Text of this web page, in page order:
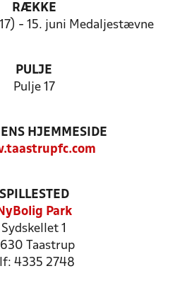
RÆKKE
- 15. juni Medaljestævne
PULJE
Pulje 17
HJEMMESIDE
SPILLESTED
NyBolig Park
Sydskellet 1
Taastrup
4335 2748